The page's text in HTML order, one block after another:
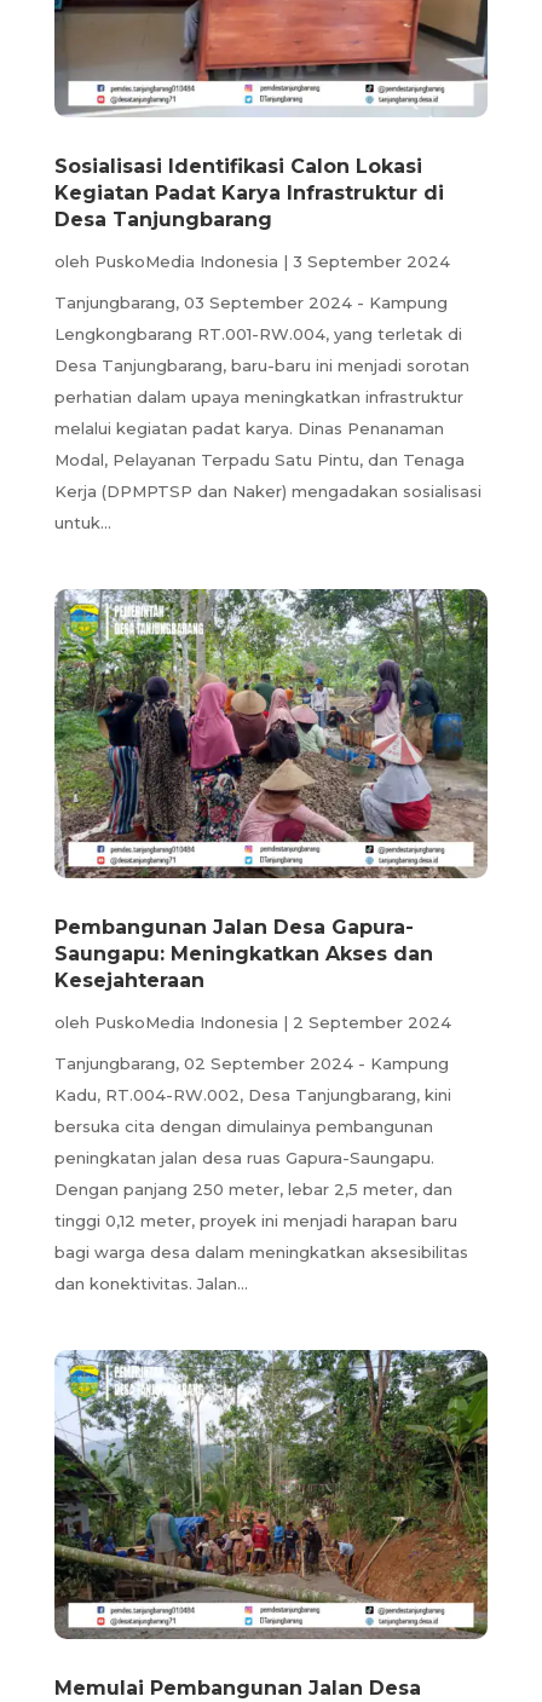
Sosialisasi Identifikasi Calon Lokasi
Kegiatan Padat Karya Infrastruktur di
Desa Tanjungbarang
oleh PuskoMedia Indonesia | 3 September 2024
Tanjungbarang, 03 September 2024 - Kampung
Lengkongbarang RT.001-RW.004, yang terletak di
Desa Tanjungbarang, baru-baru ini menjadi sorotan
perhatian dalam upaya meningkatkan infrastruktur
melalui kegiatan padat karya. Dinas Penanaman
Modal, Pelayanan Terpadu Satu Pintu, dan Tenaga
Kerja (DPMPTSP dan Naker) mengadakan sosialisasi
untuk...
Pembangunan Jalan Desa Gapura-
Saungapu: Meningkatkan Akses dan
Kesejahteraan
oleh PuskoMedia Indonesia | 2 September 2024
Tanjungbarang, 02 September 2024 - Kampung
Kadu, RT.004-RW.002, Desa Tanjungbarang, kini
bersuka cita dengan dimulainya pembangunan
peningkatan jalan desa ruas Gapura-Saungapu.
Dengan panjang 250 meter, lebar 2,5 meter, dan
tinggi 0,12 meter, proyek ini menjadi harapan baru
bagi warga desa dalam meningkatkan aksesibilitas
dan konektivitas. Jalan...
Memulai Pembangunan Jalan Desa